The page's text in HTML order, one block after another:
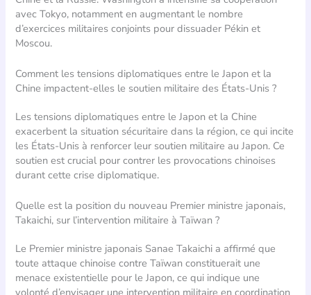
avec Tokyo, notamment en augmentant le nombre
d’exercices militaires conjoints pour dissuader Pékin et
Moscou.
Comment les tensions diplomatiques entre le Japon et la
Chine impactent-elles le soutien militaire des États-Unis ?
Les tensions diplomatiques entre le Japon et la Chine
exacerbent la situation sécuritaire dans la région, ce qui incite
les États-Unis à renforcer leur soutien militaire au Japon. Ce
soutien est crucial pour contrer les provocations chinoises
durant cette crise diplomatique.
Quelle est la position du nouveau Premier ministre japonais,
Takaichi, sur l’intervention militaire à Taïwan ?
Le Premier ministre japonais Sanae Takaichi a affirmé que
toute attaque chinoise contre Taïwan constituerait une
menace existentielle pour le Japon, ce qui indique une